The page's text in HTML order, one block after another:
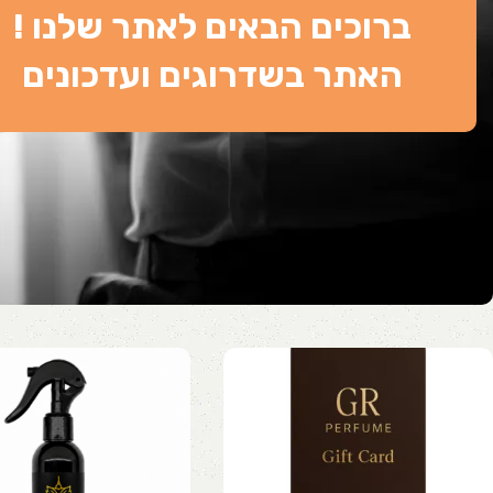
ברוכים הבאים לאתר שלנו !
האתר בשדרוגים ועדכונים